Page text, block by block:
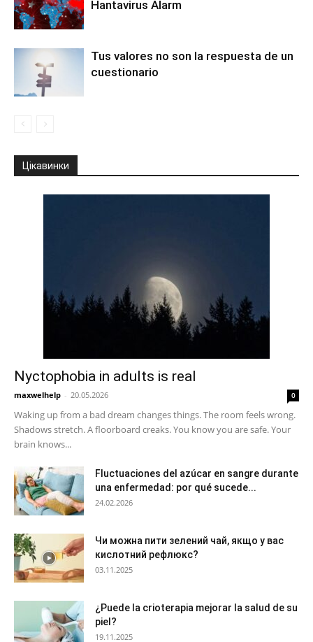
Hantavirus Alarm
Tus valores no son la respuesta de un
cuestionario
Цікавинки
Nyctophobia in adults is real
maxwelhelp - 20.05.2026 0
Waking up from a bad dream changes things. The room feels wrong.
Shadows stretch. A floorboard creaks. You know you are safe. Your
brain knows...
Fluctuaciones del azúcar en sangre durante
una enfermedad: por qué sucede...
24.02.2026
Чи можна пити зелений чай, якщо у вас
кислотний рефлюкс?
03.11.2025
¿Puede la crioterapia mejorar la salud de su
piel?
19.11.2025